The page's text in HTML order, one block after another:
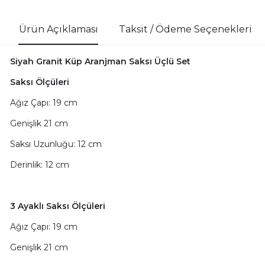
Ürün Açıklaması Taksit / Ödeme Seçenekleri
Siyah Granit Küp Aranjman Saksı Üçlü Set
Saksı Ölçüleri
Ağız Çapı: 19 cm
Genişlik 21 cm
Saksı Uzunluğu: 12 cm
Derinlik: 12 cm
3 Ayaklı Saksı Ölçüleri
Ağız Çapı: 19 cm
Genişlik 21 cm